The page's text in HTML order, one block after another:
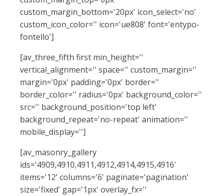
custom_margin_bottom='20px' icon_select='no'
custom_icon_color='' icon='ue808' font='entypo-
fontello']
[av_three_fifth first min_height=''
vertical_alignment='' space='' custom_margin=''
margin='0px' padding='0px' border=''
border_color='' radius='0px' background_color=''
src='' background_position='top left'
background_repeat='no-repeat' animation=''
mobile_display='']
[av_masonry_gallery
ids='4909,4910,4911,4912,4914,4915,4916'
items='12' columns='6' paginate='pagination'
size='fixed' gap='1px' overlay_fx=''